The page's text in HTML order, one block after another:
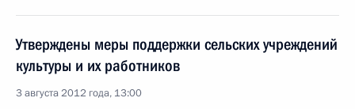
Утверждены меры поддержки сельских учреждений
культуры и их работников
3 августа 2012 года, 13:00